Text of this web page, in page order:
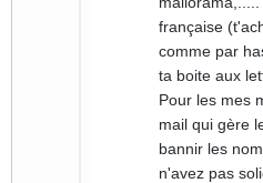
française
comme par
ta boite aux
Pour les mes
mail qui gère
bannir les
n'avez pas